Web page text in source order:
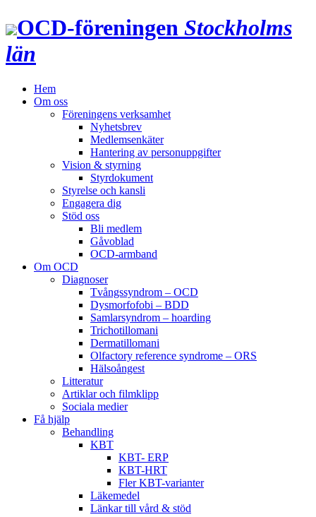
OCD‑föreningen Stockholms
län
Hem
Om oss
Föreningens verksamhet
Nyhetsbrev
Medlemsenkäter
Hantering av personuppgifter
Vision & styrning
Styrdokument
Styrelse och kansli
Engagera dig
Stöd oss
Bli medlem
Gåvoblad
OCD-armband
Om OCD
Diagnoser
Tvångssyndrom – OCD
Dysmorfofobi – BDD
Samlarsyndrom – hoarding
Trichotillomani
Dermatillomani
Olfactory reference syndrome – ORS
Hälsoångest
Litteratur
Artiklar och filmklipp
Sociala medier
Få hjälp
Behandling
KBT
KBT- ERP
KBT-HRT
Fler KBT-varianter
Läkemedel
Länkar till vård & stöd